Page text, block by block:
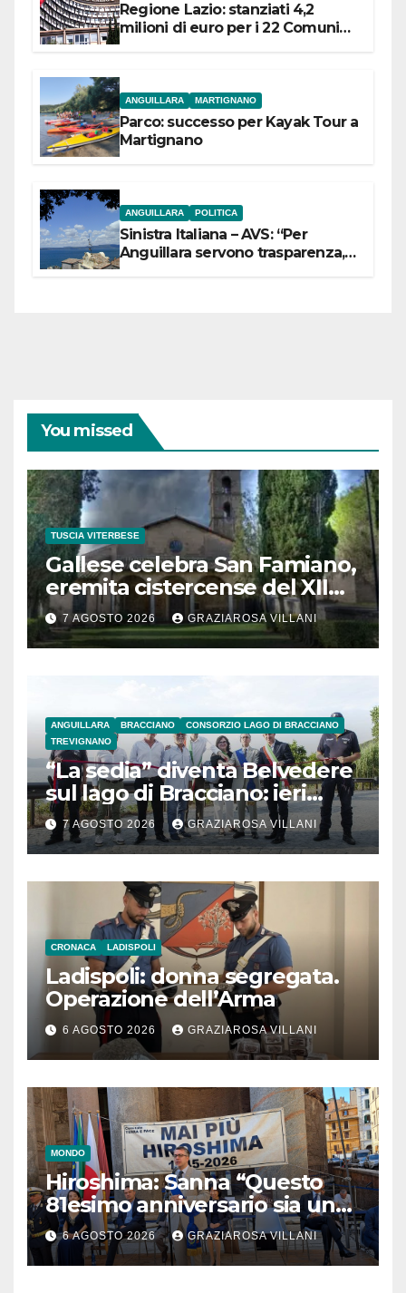
Regione Lazio: stanziati 4,2
milioni di euro per i 22 Comuni
ANGUILLARA MARTIGNANO
Parco: successo per Kayak Tour a
Martignano
ANGUILLARA POLITICA
Sinistra Italiana – AVS: “Per
Anguillara servono trasparenza,
You missed
TUSCIA VITERBESE
Gallese celebra San Famiano,
eremita cistercense del XII
secolo
7 AGOSTO 2026 GRAZIAROSA VILLANI
ANGUILLARA BRACCIANO
CONSORZIO LAGO DI BRACCIANO
TREVIGNANO
“La sedia” diventa Belvedere
sul lago di Bracciano: ieri
l’inaugurazione
7 AGOSTO 2026 GRAZIAROSA VILLANI
CRONACA LADISPOLI
Ladispoli: donna segregata.
Operazione dell’Arma
6 AGOSTO 2026 GRAZIAROSA VILLANI
MONDO
Hiroshima: Sanna “Questo
81esimo anniversario sia un
monito per tutti”
6 AGOSTO 2026 GRAZIAROSA VILLANI